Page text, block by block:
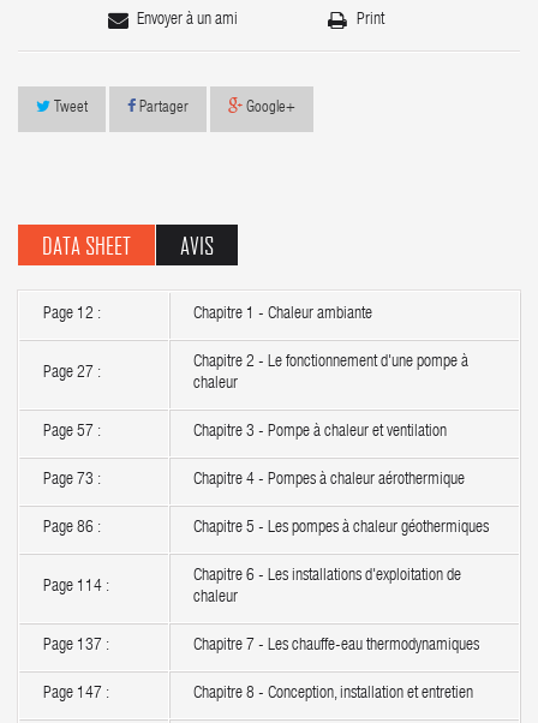
Envoyer à un ami Print
Tweet Partager Google+
DATA SHEET AVIS
Page 12 : Chapitre 1 - Chaleur ambiante
Page 27 :
Chapitre 2 - Le fonctionnement d'une pompe à
chaleur
Page 57 : Chapitre 3 - Pompe à chaleur et ventilation
Page 73 : Chapitre 4 - Pompes à chaleur aérothermique
Page 86 : Chapitre 5 - Les pompes à chaleur géothermiques
Page 114 :
Chapitre 6 - Les installations d'exploitation de
chaleur
Page 137 : Chapitre 7 - Les chauffe-eau thermodynamiques
Page 147 : Chapitre 8 - Conception, installation et entretien